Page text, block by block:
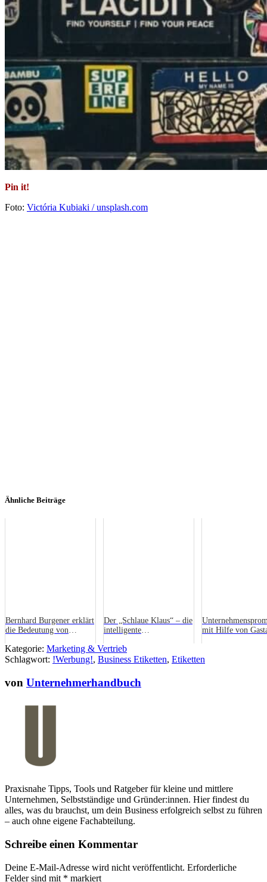
Pin it!
Foto: Victória Kubiaki / unsplash.com
Ähnliche Beiträge
Bernhard Burgener erklärt
die Bedeutung von
Der „Schlaue Klaus“ – die
intelligente
mit Hilfe von
Kategorie: Marketing & Vertrieb
Schlagwort: !Werbung!, Business Etiketten, Etiketten
von Unternehmerhandbuch
Praxisnahe Tipps, Tools und Ratgeber für kleine und mittlere
Unternehmen, Selbstständige und Gründer:innen. Hier findest du
alles, was du brauchst, um dein Business erfolgreich selbst zu führen
– auch ohne eigene Fachabteilung.
Schreibe einen Kommentar
Deine E-Mail-Adresse wird nicht veröffentlicht. Erforderliche
Felder sind mit * markiert